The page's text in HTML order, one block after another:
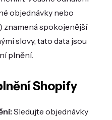
objednávky nebo
znamená spokojenější
slovy, tato data jsou
plnění.
Shopify
Sledujte objednávky